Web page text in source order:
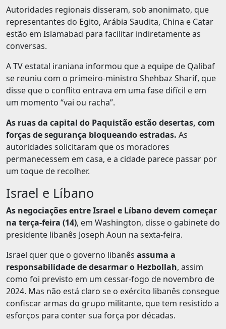
Autoridades regionais disseram, sob anonimato, que
representantes do Egito, Arábia Saudita, China e Catar
estão em Islamabad para facilitar indiretamente as
conversas.
A TV estatal iraniana informou que a equipe de Qalibaf
se reuniu com o primeiro-ministro Shehbaz Sharif, que
disse que o conflito entrava em uma fase difícil e em
um momento “vai ou racha”.
As ruas da capital do Paquistão estão desertas, com
forças de segurança bloqueando estradas. As
autoridades solicitaram que os moradores
permanecessem em casa, e a cidade parece passar por
um toque de recolher.
Israel e Líbano
As negociações entre Israel e Líbano devem começar
na terça-feira (14), em Washington, disse o gabinete do
presidente libanês Joseph Aoun na sexta-feira.
Israel quer que o governo libanês assuma a
responsabilidade de desarmar o Hezbollah, assim
como foi previsto em um cessar-fogo de novembro de
2024. Mas não está claro se o exército libanês consegue
confiscar armas do grupo militante, que tem resistido a
esforços para conter sua força por décadas.